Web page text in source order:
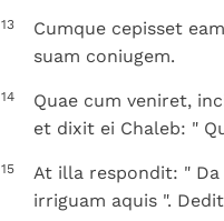
13
Cumque cepisset
suam coniugem.
14
Quae cum veniret,
et dixit ei Chaleb: "
15
At illa respondit: "
irriguam aquis ".